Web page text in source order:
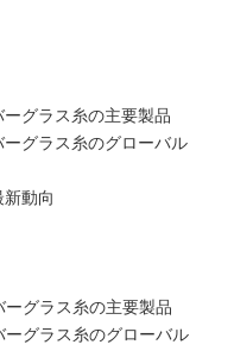
グラス糸の主要製品
グラス糸のグローバル
動向
グラス糸の主要製品
グラス糸のグローバル